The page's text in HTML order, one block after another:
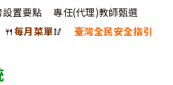
置要點
專任(代理)教師甄選
🍴每月菜單🥢 臺灣全民安全指引